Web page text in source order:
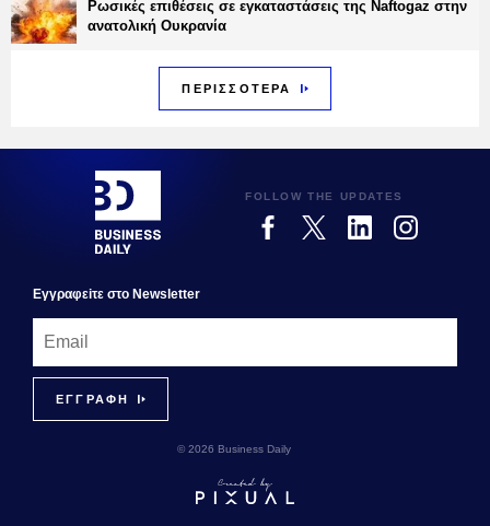
Ρωσικές επιθέσεις σε εγκαταστάσεις της Naftogaz στην
ανατολική Ουκρανία
ΠΕΡΙΣΣΟΤΕΡΑ
FOLLOW THE UPDATES
Εγγραφεiτε στο Newsletter
© 2026 Business Daily